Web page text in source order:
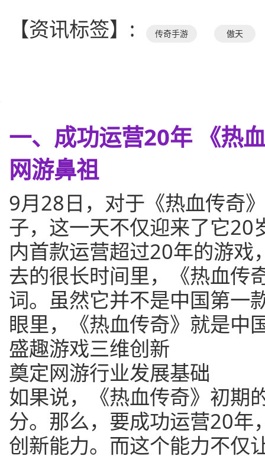
【资讯标签】:
传奇手游 傲天
一、成功运营20年 《热
网游鼻祖
9月28日，对于《热血传奇
子，这一天不仅迎来了它20
内首款运营超过20年的游戏
去的很长时间里，《热血传
词。虽然它并不是中国第一
眼里，《热血传奇》就是中
盛趣游戏三维创新
奠定网游行业发展基础
如果说，《热血传奇》初期
分。那么，要成功运营20年
创新能力。而这个能力不仅